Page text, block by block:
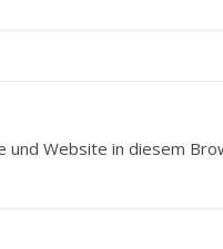
und Website in diesem